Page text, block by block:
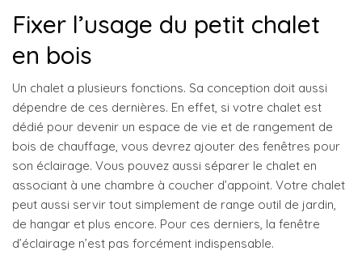
Fixer l’usage du petit chalet
en bois
Un chalet a plusieurs fonctions. Sa conception doit aussi
dépendre de ces dernières. En effet, si votre chalet est
dédié pour devenir un espace de vie et de rangement de
bois de chauffage, vous devrez ajouter des fenêtres pour
son éclairage. Vous pouvez aussi séparer le chalet en
associant à une chambre à coucher d’appoint. Votre chalet
peut aussi servir tout simplement de range outil de jardin,
de hangar et plus encore. Pour ces derniers, la fenêtre
d’éclairage n’est pas forcément indispensable.